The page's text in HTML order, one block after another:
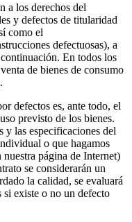
a los derechos del
y defectos de titularidad
como el
defectuosas), a
En todos los
de bienes de consumo
defectos es, ante todo, el
previsto de los bienes.
y las especificaciones del
o que hagamos
página de Internet)
se considerarán un
la calidad, se evaluará
si existe o no un defecto